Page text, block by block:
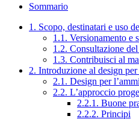
Sommario
1. Scopo, destinatari e uso
1.1. Versionamento e
1.2. Consultazione
1.3. Contribuisci al
2. Introduzione al design
2.1. Design per
2.2. L’approccio
2.2.1. Buone
2.2.2. Principi